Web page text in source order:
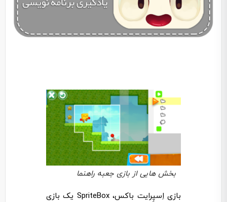
بخش هایی از بازی جعبه راهنما
بازی اِسپِرایت باکس، SpriteBox یک بازی